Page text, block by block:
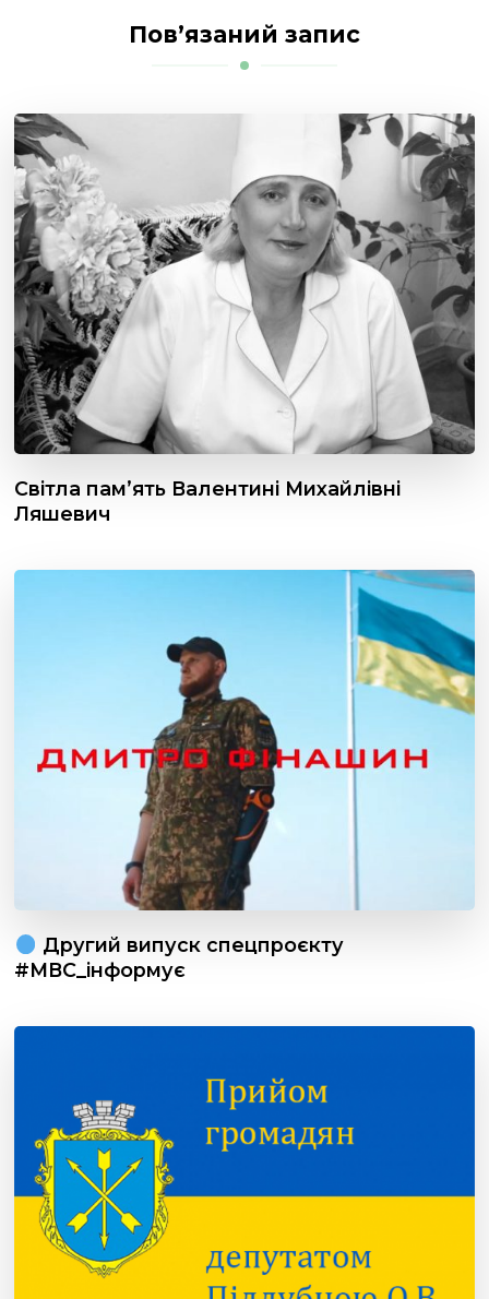
Пов’язаний запис
Світла пам’ять Валентині Михайлівні
Ляшевич
Другий випуск спецпроєкту
#МВС_інформує